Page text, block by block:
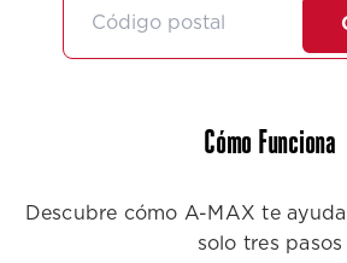
Cómo Funciona
Descubre cómo A-MAX te
solo tres pasos